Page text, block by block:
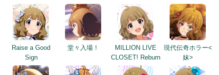
Raise a Good
Sign
堂々入場！
MILLION LIVE
CLOSET! Reburn
現代伝奇ホラー<
妹>